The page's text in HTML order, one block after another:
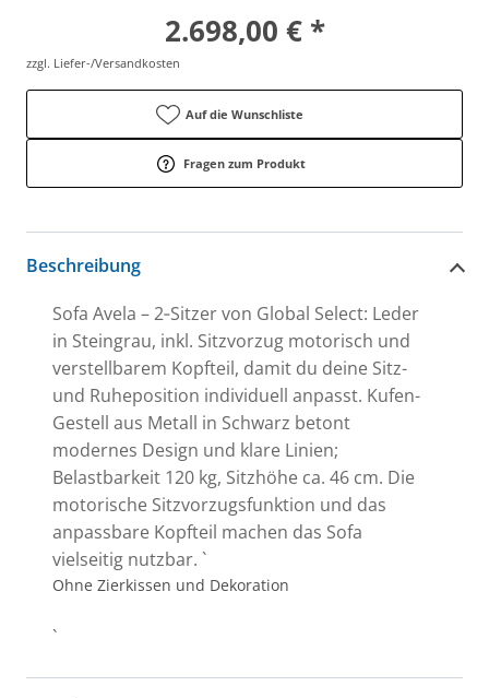
2.698,00 € *
zzgl. Liefer-/Versandkosten
Auf die Wunschliste
Fragen zum Produkt
Beschreibung
Sofa Avela – 2‑Sitzer von Global Select: Leder
in Steingrau, inkl. Sitzvorzug motorisch und
verstellbarem Kopfteil, damit du deine Sitz-
und Ruheposition individuell anpasst. Kufen-
Gestell aus Metall in Schwarz betont
modernes Design und klare Linien;
Belastbarkeit 120 kg, Sitzhöhe ca. 46 cm. Die
motorische Sitzvorzugsfunktion und das
anpassbare Kopfteil machen das Sofa
vielseitig nutzbar. `
Ohne Zierkissen und Dekoration
`